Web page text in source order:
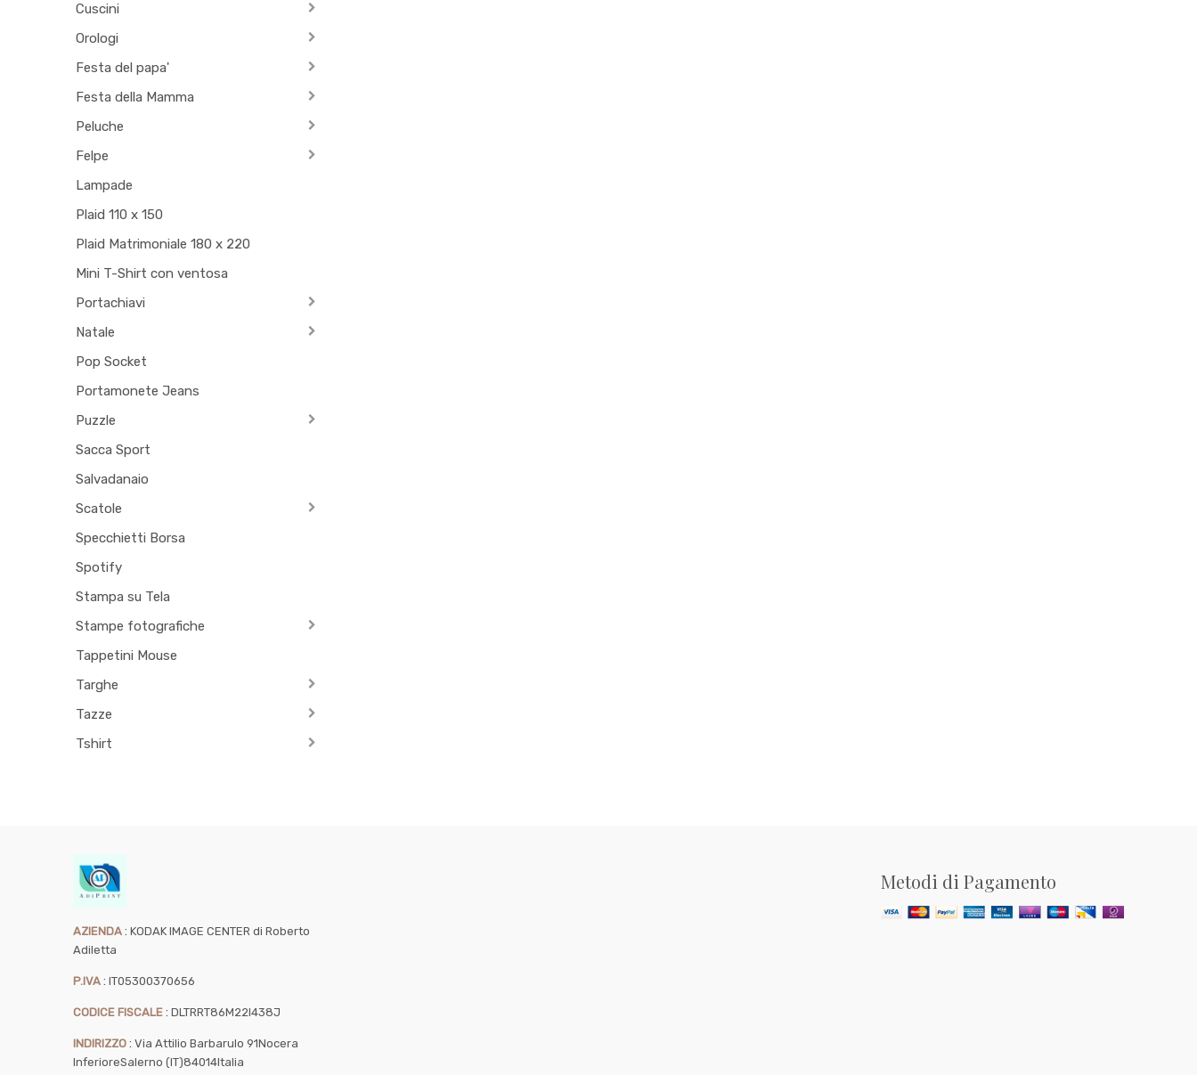
Cuscini
Orologi
Festa del papa'
Festa della Mamma
Peluche
Felpe
Lampade
Plaid 110 x 150
Plaid Matrimoniale 180 x 220
Mini T-Shirt con ventosa
Portachiavi
Natale
Pop Socket
Portamonete Jeans
Puzzle
Sacca Sport
Salvadanaio
Scatole
Specchietti Borsa
Spotify
Stampa su Tela
Stampe fotografiche
Tappetini Mouse
Targhe
Tazze
Tshirt
AZIENDA :KODAK IMAGE CENTER di Roberto
Adiletta
P.IVA :IT05300370656
CODICE FISCALE :DLTRRT86M22I438J
INDIRIZZO :Via Attilio Barbarulo 91Nocera
InferioreSalerno (IT)84014Italia
Metodi di Pagamento